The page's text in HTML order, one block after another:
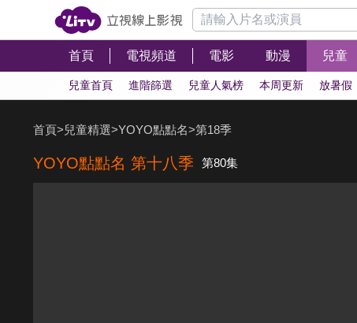
首頁 電視頻道 電影 動漫 兒童
兒童首頁 進階篩選 兒童人氣榜 本周更新 放暑假
首頁>兒童精選>YOYO點點名>第18季
YOYO點點名 第十八季 第80集